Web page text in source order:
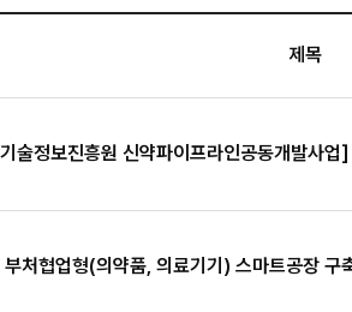
제목
술정보진흥원 신약파이프라인공동개발사
처협업형(의약품, 의료기기) 스마트공장 구